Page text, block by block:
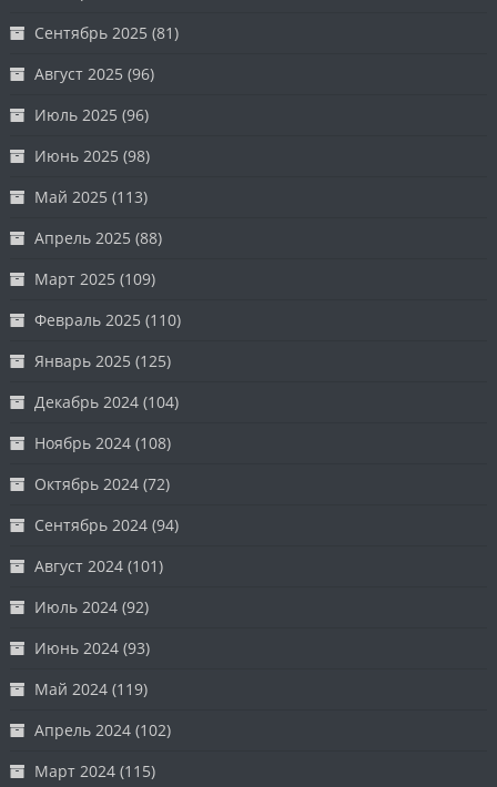
Сентябрь 2025 (81)
Август 2025 (96)
Июль 2025 (96)
Июнь 2025 (98)
Май 2025 (113)
Апрель 2025 (88)
Март 2025 (109)
Февраль 2025 (110)
Январь 2025 (125)
Декабрь 2024 (104)
Ноябрь 2024 (108)
Октябрь 2024 (72)
Сентябрь 2024 (94)
Август 2024 (101)
Июль 2024 (92)
Июнь 2024 (93)
Май 2024 (119)
Апрель 2024 (102)
Март 2024 (115)